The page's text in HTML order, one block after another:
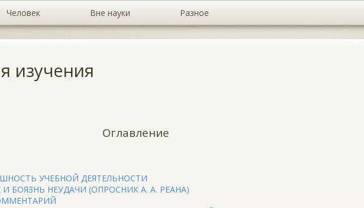
Человек Вне науки Разное
изучения
Оглавление
УЧЕБНОЙ ДЕЯТЕЛЬНОСТИ
БОЯЗНЬ НЕУДАЧИ (ОПРОСНИК А. А. РЕАНА)